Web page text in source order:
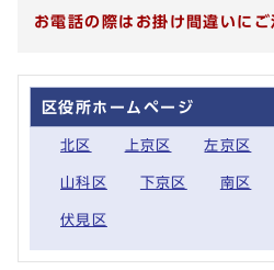
お電話の際はお掛け間違いにご
区役所ホームページ
北区 上京区 左京区
山科区 下京区 南区
伏見区